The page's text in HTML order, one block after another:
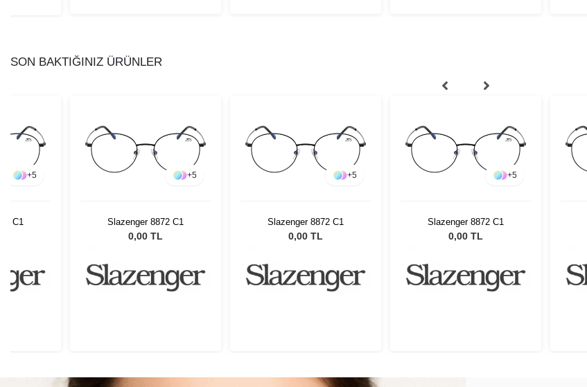
SON BAKTIĞINIZ ÜRÜNLER
+5
C1
+5
Slazenger 8872 C1
0,00 TL
+5
Slazenger 8872 C1
0,00 TL
+5
Slazenger 8872 C1
0,00 TL